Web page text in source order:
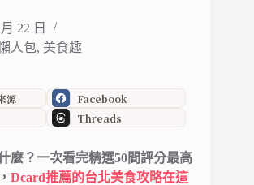
22 日
人包, 美食趣
源
Facebook
Threads
麼？一次看完精選50間評分最高
Dcard推薦的台北美食攻略在這